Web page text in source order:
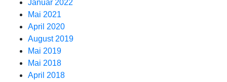
Januar 2022
Mai 2021
April 2020
August 2019
Mai 2019
Mai 2018
April 2018